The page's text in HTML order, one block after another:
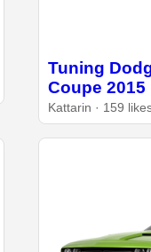
Tuning
Coupe 2015
Kattarin · 159